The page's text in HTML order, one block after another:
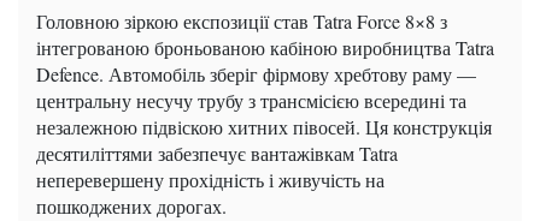
Головною зіркою експозиції став Tatra Force 8×8 з
інтегрованою броньованою кабіною виробництва Tatra
Defence. Автомобіль зберіг фірмову хребтову раму —
центральну несучу трубу з трансмісією всередині та
незалежною підвіскою хитних півосей. Ця конструкція
десятиліттями забезпечує вантажівкам Tatra
неперевершену прохідність і живучість на
пошкоджених дорогах.